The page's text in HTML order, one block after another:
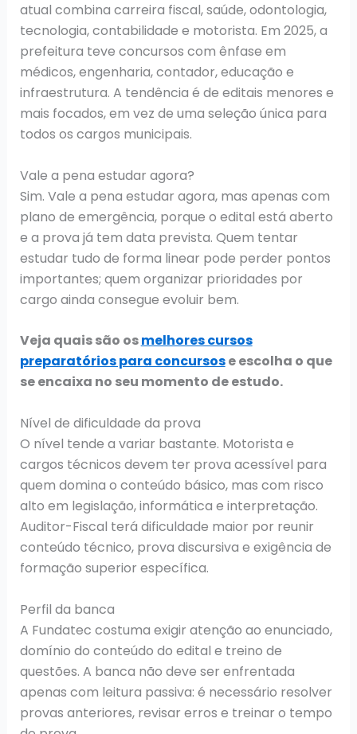
atual combina carreira fiscal, saúde, odontologia,
tecnologia, contabilidade e motorista. Em 2025, a
prefeitura teve concursos com ênfase em
médicos, engenharia, contador, educação e
infraestrutura. A tendência é de editais menores e
mais focados, em vez de uma seleção única para
todos os cargos municipais.
Vale a pena estudar agora?
Sim. Vale a pena estudar agora, mas apenas com
plano de emergência, porque o edital está aberto
e a prova já tem data prevista. Quem tentar
estudar tudo de forma linear pode perder pontos
importantes; quem organizar prioridades por
cargo ainda consegue evoluir bem.
Veja quais são osmelhores cursos
preparatórios para concursose escolha o que
se encaixa no seu momento de estudo.
Nível de dificuldade da prova
O nível tende a variar bastante. Motorista e
cargos técnicos devem ter prova acessível para
quem domina o conteúdo básico, mas com risco
alto em legislação, informática e interpretação.
Auditor-Fiscal terá dificuldade maior por reunir
conteúdo técnico, prova discursiva e exigência de
formação superior específica.
Perfil da banca
A Fundatec costuma exigir atenção ao enunciado,
domínio do conteúdo do edital e treino de
questões. A banca não deve ser enfrentada
apenas com leitura passiva: é necessário resolver
provas anteriores, revisar erros e treinar o tempo